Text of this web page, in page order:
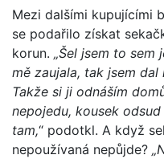
Mezi dalšími kupujícími
se podařilo získat
korun. „Šel jsem to sem
mě zaujala, tak jsem
Takže si ji odnáším
nepojedu, kousek
tam,“ podotkl. A když
nepoužívaná nepůjde?